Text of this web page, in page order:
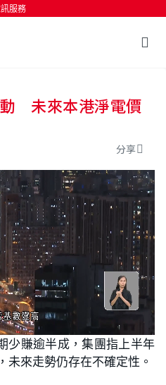
服務
開始搜尋未來本港淨電價
分享
少賺逾半成，集團指上半年
未來走勢仍存在不確定性。